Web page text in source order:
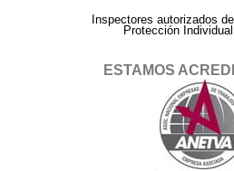
Inspectores autorizados
Protección
ESTAMOS